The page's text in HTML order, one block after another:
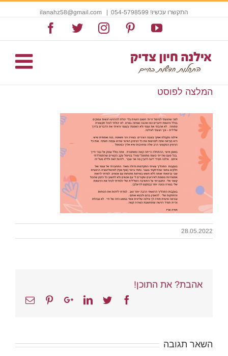
התקשרו עכשיו! 054-5798599 |
YouTube
Pinterest
Instagram
Twitter
המלצה לפוסט
28.05.2022
אהבת? את התוכן!
Facebook
Twitter
Linkedin
Google+
Pinterest
Email
השאר תגובה